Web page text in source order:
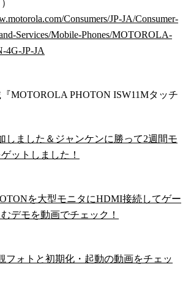
Consumers/JP-JA/Consumer-
Services/Mobile-Phones/MOTOROLA-
4G-JP-JA
MOTOROLA PHOTON ISW11Mタッチ
しました＆ジャンケンに勝って2週間モ
ットしました！
を大型モニタにHDMI接続してゲー
デモを動画でチェック！
フォトと初期化・起動の動画をチェッ